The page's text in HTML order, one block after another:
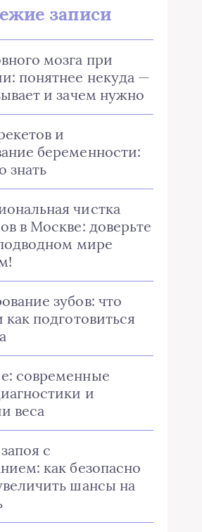
записи
мозга при
понятнее некуда —
и зачем нужно
и
беременности:
знать
чистка
в Москве: доверьте
мире
зубов: что
как подготовиться
современные
и
веса
с
как безопасно
шансы на